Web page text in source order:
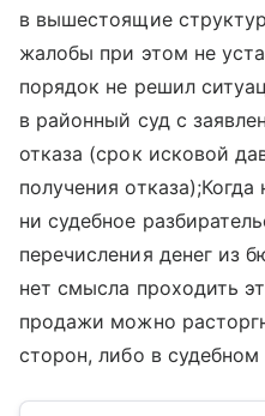
в вышестоящие
жалобы при этом не
порядок не решил
в районный суд с
отказа (срок исковой
получения
ни судебное
перечисления денег из
нет смысла проходить
продажи можно
сторон, либо в судебном